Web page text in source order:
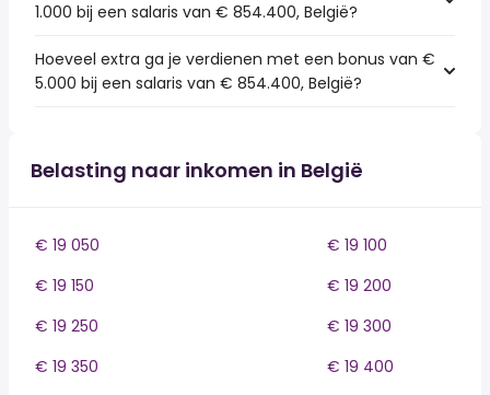
1.000 bij een salaris van € 854.400, België?
Hoeveel extra ga je verdienen met een bonus van €
5.000 bij een salaris van € 854.400, België?
Belasting naar inkomen in België
€ 19 050
€ 19 100
€ 19 150
€ 19 200
€ 19 250
€ 19 300
€ 19 350
€ 19 400